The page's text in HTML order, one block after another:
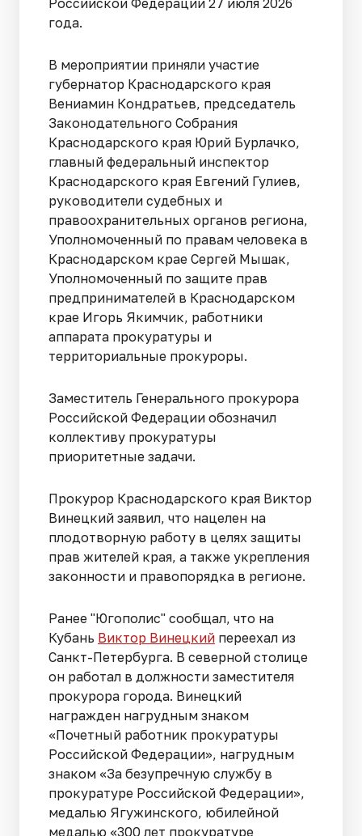
Российской Федерации 27 июля 2026
года.
В мероприятии приняли участие
губернатор Краснодарского края
Вениамин Кондратьев, председатель
Законодательного Собрания
Краснодарского края Юрий Бурлачко,
главный федеральный инспектор
Краснодарского края Евгений Гулиев,
руководители судебных и
правоохранительных органов региона,
Уполномоченный по правам человека в
Краснодарском крае Сергей Мышак,
Уполномоченный по защите прав
предпринимателей в Краснодарском
крае Игорь Якимчик, работники
аппарата прокуратуры и
территориальные прокуроры.
Заместитель Генерального прокурора
Российской Федерации обозначил
коллективу прокуратуры
приоритетные задачи.
Прокурор Краснодарского края Виктор
Винецкий заявил, что нацелен на
плодотворную работу в целях защиты
прав жителей края, а также укрепления
законности и правопорядка в регионе.
Ранее "Югополис" сообщал, что на
Кубань Виктор Винецкий переехал из
Санкт-Петербурга. В северной столице
он работал в должности заместителя
прокурора города. Винецкий
награжден нагрудным знаком
«Почетный работник прокуратуры
Российской Федерации», нагрудным
знаком «За безупречную службу в
прокуратуре Российской Федерации»,
медалью Ягужинского, юбилейной
медалью «300 лет прокуратуре